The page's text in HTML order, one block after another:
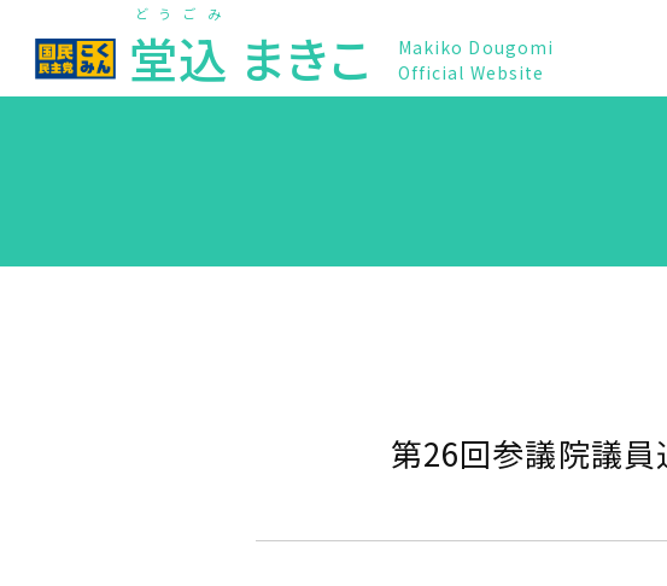
堂込
どうごみ
まきこ
Makiko Dougomi
Official Website
第26回参議院議員